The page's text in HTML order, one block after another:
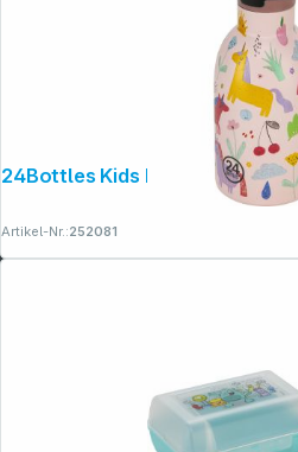
Artikel-Nr.:252081